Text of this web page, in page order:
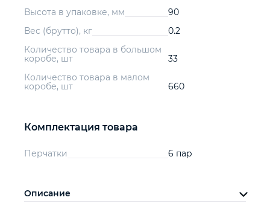
Высота в упаковке, мм
90
Вес (брутто), кг
0.2
Количество товара в большом
коробе, шт
33
Количество товара в малом
коробе, шт
660
Комплектация товара
Перчатки 6 пар
Описание